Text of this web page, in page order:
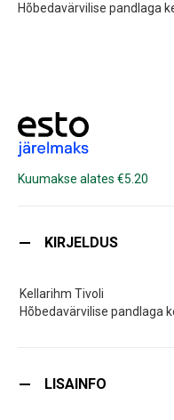
Hõbedavärvilise pandlaga
Kuumakse alates €5.20
KIRJELDUS
Kellarihm Tivoli
Hõbedavärvilise pandlaga
LISAINFO